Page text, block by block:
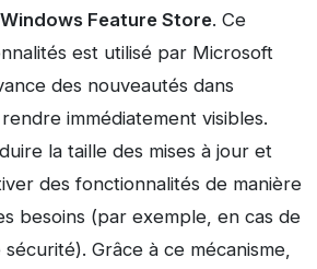
Windows Feature Store. Ce
est utilisé par Microsoft
des nouveautés dans
immédiatement visibles.
la taille des mises à jour et
des fonctionnalités de manière
besoins (par exemple, en cas de
Grâce à ce mécanisme,